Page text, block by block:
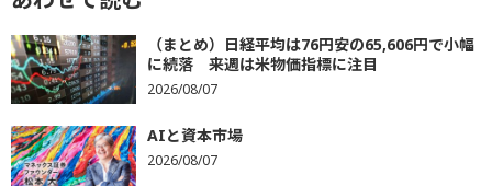
（まとめ）日経平均は76円安の65,606円で小幅
に続落 来週は米物価指標に注目
2026/08/07
AIと資本市場
2026/08/07